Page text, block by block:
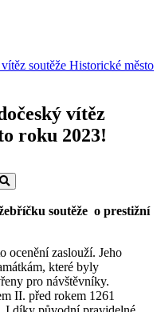
soutěže Historické město
vítěz
roku 2023!
soutěže o prestižní
ocenění zaslouží. Jeho
které byly
pro návštěvníky.
II. před rokem 1261